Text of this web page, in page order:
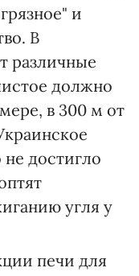
и
В
различные
должно
в 300 м от
не достигло
угля у
печи для